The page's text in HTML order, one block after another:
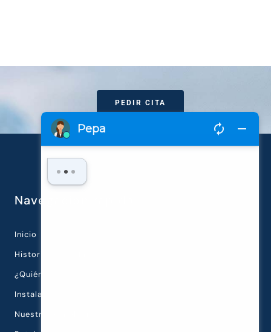
PEDIR CITA
Navegación rápida
Inicio
Historia de la Clínica
¿Quiénes Somos?
Instalaciones
Nuestra Tecnología